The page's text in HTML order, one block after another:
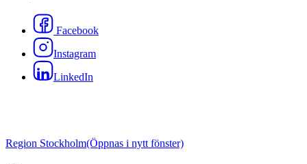
Facebook
Instagram
LinkedIn
Region Stockholm(Öppnas i nytt fönster)